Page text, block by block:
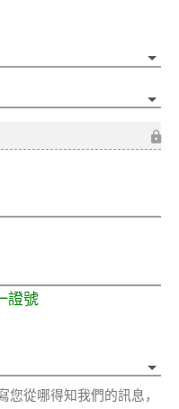
證號
從哪得知我們的訊息，